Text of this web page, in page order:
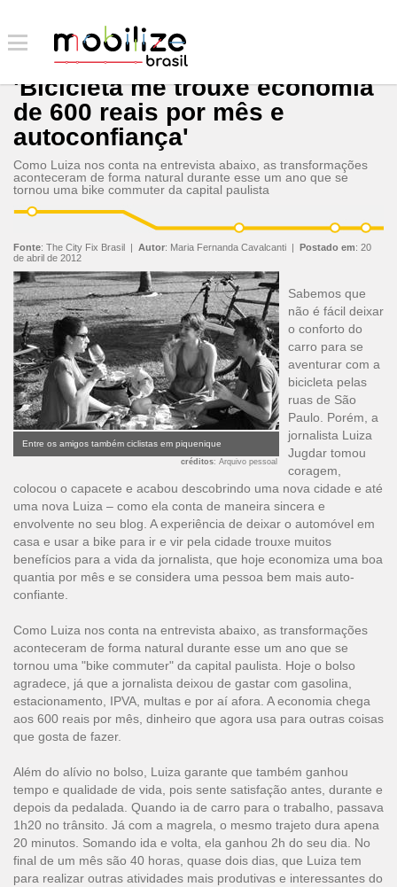
'Bicicleta me trouxe economia
de 600 reais por mês e
autoconfiança'
Como Luiza nos conta na entrevista abaixo, as transformações
aconteceram de forma natural durante esse um ano que se
tornou uma bike commuter da capital paulista
Fonte: The City Fix Brasil | Autor: Maria Fernanda Cavalcanti | Postado em: 20
de abril de 2012
Entre os amigos também ciclistas em piquenique
créditos: Arquivo pessoal
Sabemos que
não é fácil deixar
o conforto do
carro para se
aventurar com a
bicicleta pelas
ruas de São
Paulo. Porém, a
jornalista Luiza
Jugdar tomou
coragem,
colocou o capacete e acabou descobrindo uma nova cidade e até
uma nova Luiza – como ela conta de maneira sincera e
envolvente no seu blog . A experiência de deixar o automóvel em
casa e usar a bike para ir e vir pela cidade trouxe muitos
benefícios para a vida da jornalista, que hoje economiza uma boa
quantia por mês e se considera uma pessoa bem mais auto-
confiante.
Como Luiza nos conta na entrevista abaixo, as transformações
aconteceram de forma natural durante esse um ano que se
tornou uma "bike commuter" da capital paulista. Hoje o bolso
agradece, já que a jornalista deixou de gastar com gasolina,
estacionamento, IPVA, multas e por aí afora. A economia chega
aos 600 reais por mês, dinheiro que agora usa para outras coisas
que gosta de fazer.
Além do alívio no bolso, Luiza garante que também ganhou
tempo e qualidade de vida, pois sente satisfação antes, durante e
depois da pedalada. Quando ia de carro para o trabalho, passava
1h20 no trânsito. Já com a magrela, o mesmo trajeto dura apena
20 minutos. Somando ida e volta, ela ganhou 2h do seu dia. No
final de um mês são 40 horas, quase dois dias, que Luiza tem
para realizar outras atividades mais produtivas e interessantes do